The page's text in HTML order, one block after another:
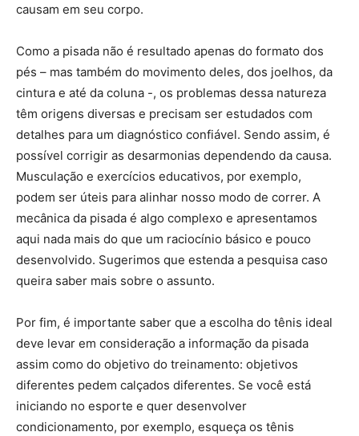
causam em seu corpo.
Como a pisada não é resultado apenas do formato dos
pés – mas também do movimento deles, dos joelhos, da
cintura e até da coluna -, os problemas dessa natureza
têm origens diversas e precisam ser estudados com
detalhes para um diagnóstico confiável. Sendo assim, é
possível corrigir as desarmonias dependendo da causa.
Musculação e exercícios educativos, por exemplo,
podem ser úteis para alinhar nosso modo de correr. A
mecânica da pisada é algo complexo e apresentamos
aqui nada mais do que um raciocínio básico e pouco
desenvolvido. Sugerimos que estenda a pesquisa caso
queira saber mais sobre o assunto.
Por fim, é importante saber que a escolha do tênis ideal
deve levar em consideração a informação da pisada
assim como do objetivo do treinamento: objetivos
diferentes pedem calçados diferentes. Se você está
iniciando no esporte e quer desenvolver
condicionamento, por exemplo, esqueça os tênis